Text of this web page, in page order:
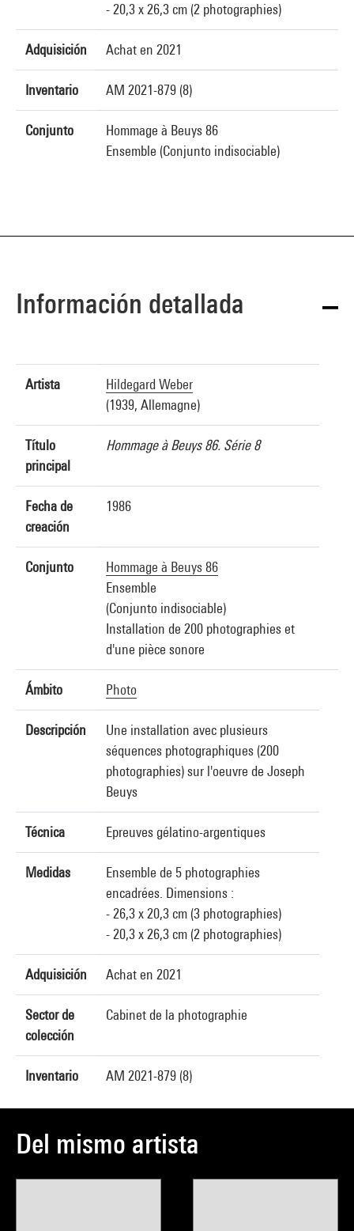
- 20,3 x 26,3 cm (2 photographies)
Adquisición Achat en 2021
Inventario AM 2021-879 (8)
Conjunto
Hommage à Beuys 86
Ensemble (Conjunto indisociable)
Información detallada
Artista
Hildegard Weber
(1939, Allemagne)
Título
principal
Hommage à Beuys 86. Série 8
Fecha de
creación
1986
Conjunto
Hommage à Beuys 86
Ensemble
(Conjunto indisociable)
Installation de 200 photographies et
d'une pièce sonore
Ámbito Photo
Descripción
Une installation avec plusieurs
séquences photographiques (200
photographies) sur l'oeuvre de Joseph
Beuys
Técnica Epreuves gélatino-argentiques
Medidas
Ensemble de 5 photographies
encadrées. Dimensions :
- 26,3 x 20,3 cm (3 photographies)
- 20,3 x 26,3 cm (2 photographies)
Adquisición Achat en 2021
Sector de
colección
Cabinet de la photographie
Inventario AM 2021-879 (8)
Del mismo artista